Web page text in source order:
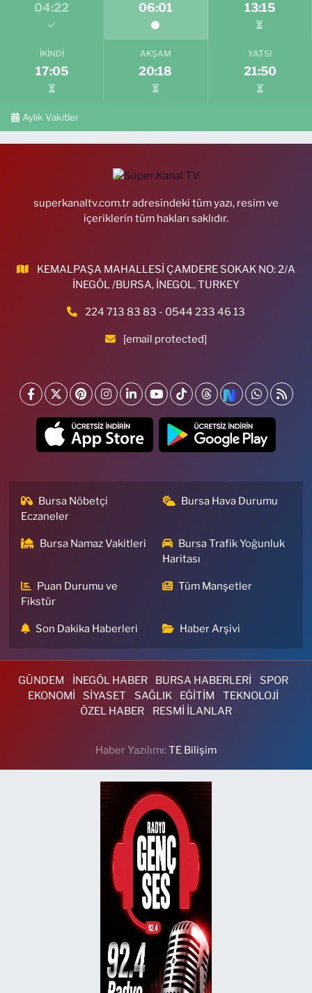
04:22 06:01 13:15
İKINDI
17:05
AKŞAM
20:18
YATSI
21:50
Aylık Vakitler
superkanaltv.com.tr adresindeki tüm yazı, resim ve
içeriklerin tüm hakları saklıdır.
KEMALPAŞA MAHALLESİ ÇAMDERE SOKAK NO: 2/A
İNEGÖL /BURSA, İNEGOL, TURKEY
224 713 83 83 - 0544 233 46 13
[email protected]
Bursa Nöbetçi
Eczaneler
Bursa Hava Durumu
Bursa Namaz Vakitleri
Bursa Trafik Yoğunluk
Haritası
Puan Durumu ve
Fikstür
Tüm Manşetler
Son Dakika Haberleri Haber Arşivi
GÜNDEM İNEGÖL HABER BURSA HABERLERİ
SPOR
EKONOMİ
SİYASET SAĞLIK EĞİTİM
TEKNOLOJİ
ÖZEL HABER
RESMİ İLANLAR
Haber Yazılımı:TE Bilişim